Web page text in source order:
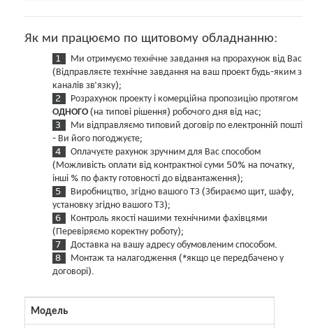
Як ми працюємо по щитовому обладнанню:
Ми отримуємо технічне завдання на прорахунок від Вас
(Відправляєте технічне завдання на ваш проект будь-яким з
каналів зв'язку);
Розрахунок проекту і комерційна пропозицію протягом
ОДНОГО(на типові рішення) робочого дня від нас;
Ми відправляємо типовий договір по електронній пошті
- Ви його погоджуєте;
Оплачуєте рахунок зручним для Вас способом
(Можливість оплати від контрактної суми 50% на початку,
інші % по факту готовності до відвантаження);
Виробництво, згідно вашого ТЗ (Збираємо щит, шафу,
установку згідно вашого ТЗ);
Контроль якості нашими технічними фахівцями
(Перевіряємо коректну роботу);
Доставка на вашу адресу обумовленим способом.
Монтаж та налагодження (*якщо це передбачено у
договорі).
Модель